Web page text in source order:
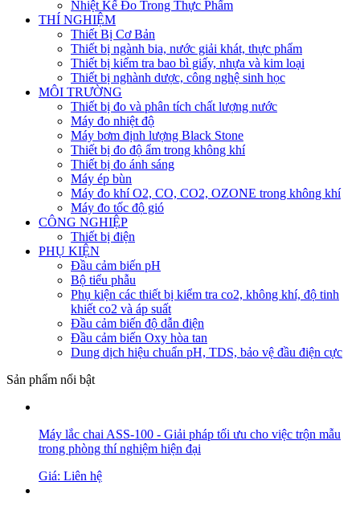
Nhiệt Kế Đo Trong Thực Phẩm
THÍ NGHIỆM
Thiết Bị Cơ Bản
Thiết bị ngành bia, nước giải khát, thực phẩm
Thiết bị kiểm tra bao bì giấy, nhựa và kim loại
Thiết bị nghành dược, công nghệ sinh học
MÔI TRƯỜNG
Thiết bị đo và phân tích chất lượng nước
Máy đo nhiệt độ
Máy bơm định lượng Black Stone
Thiết bị đo độ ẩm trong không khí
Thiết bị đo ánh sáng
Máy ép bùn
Máy đo khí O2, CO, CO2, OZONE trong không khí
Máy đo tốc độ gió
CÔNG NGHIỆP
Thiết bị điện
PHỤ KIỆN
Đầu cảm biến pH
Bộ tiểu phẫu
Phụ kiện các thiết bị kiểm tra co2, không khí, độ tinh
khiết co2 và áp suất
Đầu cảm biến độ dẫn điện
Đầu cảm biến Oxy hòa tan
Dung dịch hiệu chuẩn pH, TDS, bảo vệ đầu điện cực
Sản phẩm nổi bật
Máy lắc chai ASS-100 - Giải pháp tối ưu cho việc trộn mẫu
trong phòng thí nghiệm hiện đại
Giá: Liên hệ